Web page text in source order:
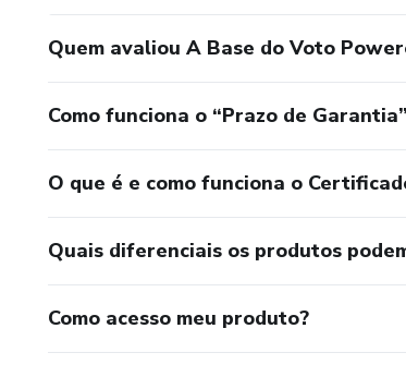
Quem avaliou A Base do Voto
Como funciona o “Prazo de
O que é e como funciona o
Quais diferenciais os produtos
Como acesso meu produto?